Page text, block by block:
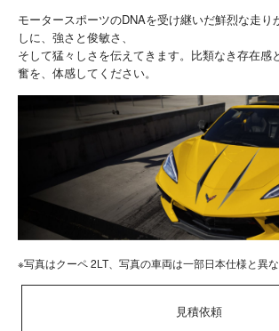
モータースポーツのDNAを受け継いだ鮮烈な走り
しに、強さと俊敏さ、
そして猛々しさを伝えてきます。比類なき存在感
奮を、体感してください。
※写真はクーペ 2LT、写真の車両は一部日本仕様と異な
見積依頼